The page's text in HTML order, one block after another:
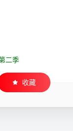
二季
收藏